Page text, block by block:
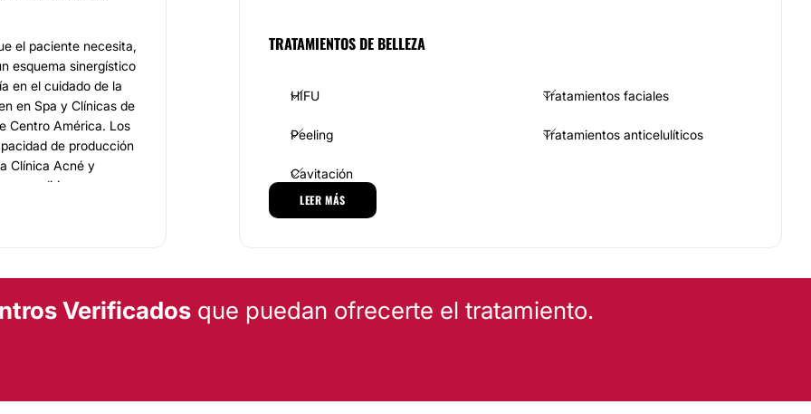
el paciente necesita,
esquema sinergístico
en el cuidado de la
en Spa y Clínicas de
Centro América. Los
de producción
Clínica Acné y
se dirige a
retirando las
pequeñas
color de la piel.
TRATAMIENTOS DE BELLEZA
HIFU Tratamientos faciales
Peeling Tratamientos anticelulíticos
Cavitación
LEER MÁS
Verificadosque puedan ofrecerte el tratamiento.